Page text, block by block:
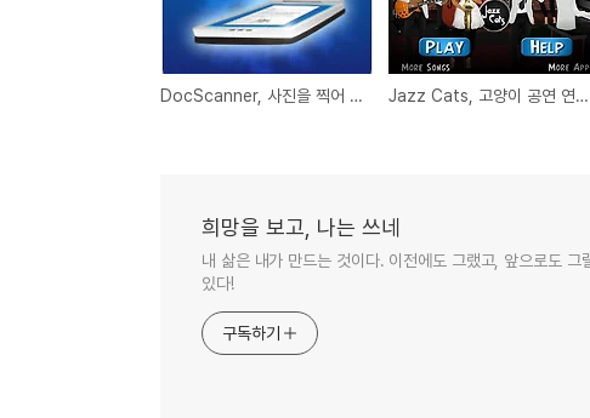
DocScanner, 사진을 찍어 PDF파일로 변환하는 OCR 어플 오늘만 무료(아이폰, 아이패드용 유니버셜 앱) Jazz Cats, 고양이 공연 연주자들을 내맘대로 설정할수 있는 재미있는 아이폰, 아이패드용 추천 앱(Blues cats, Country cats)
희망을 보고, 나는 쓰네
내 삶은 내가 만드는 것이다. 이전에도 그랬고, 앞으로도
있다!
구독하기